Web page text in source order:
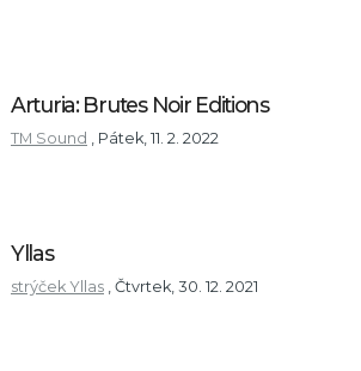
Arturia: Brutes Noir Editions
TM Sound Pátek, 11. 2. 2022
Yllas
strýček Yllas Čtvrtek, 30. 12. 2021